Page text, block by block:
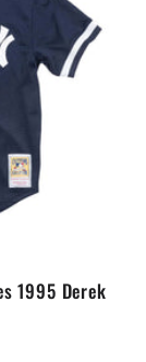
1995 Derek